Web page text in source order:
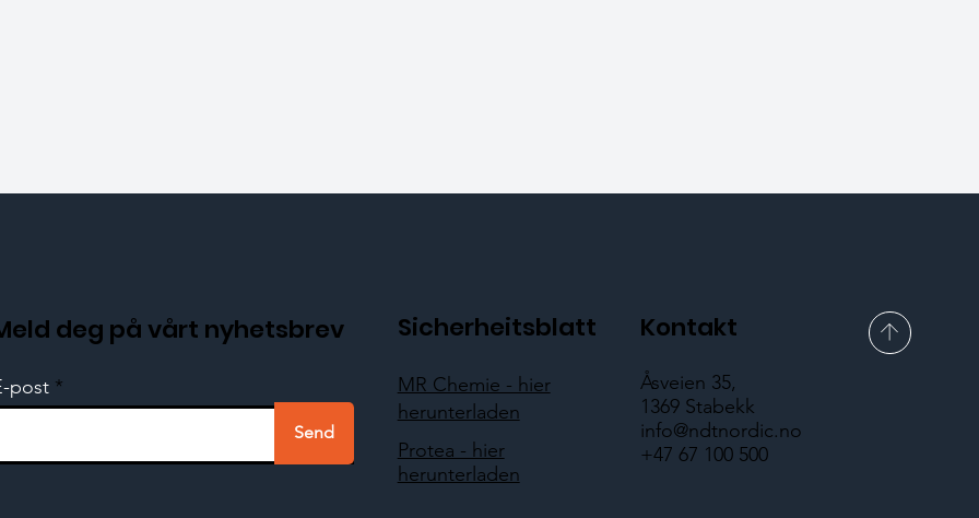
Sicherheitsblatt
MR Chemie - hier
herunterladen
Protea - hier
herunterladen
Kontakt
Åsveien 35,
1369 Stabekk
info@ndtnordic.no
+47 67 100 500
deg på vårt nyhetsbrev
post
Send